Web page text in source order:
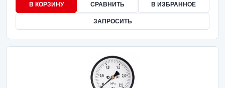
В КОРЗИНУ СРАВНИТЬ В ИЗБРАННОЕ
ЗАПРОСИТЬ